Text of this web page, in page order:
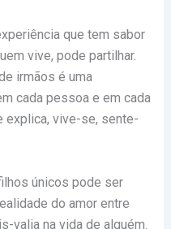
que tem sabor
vive, pode partilhar.
irmãos é uma
cada pessoa e em cada
explica, vive-se, sente-
únicos pode ser
do amor entre
valia na vida de alguém.